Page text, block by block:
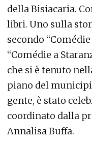
della Bisiacaria.
libri. Uno sulla
secondo
“Comédie a
che si è tenuto
piano del
gente, è stato
coordinato dalla
Annalisa Buffa.